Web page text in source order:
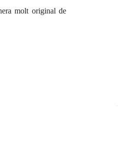
molt original de